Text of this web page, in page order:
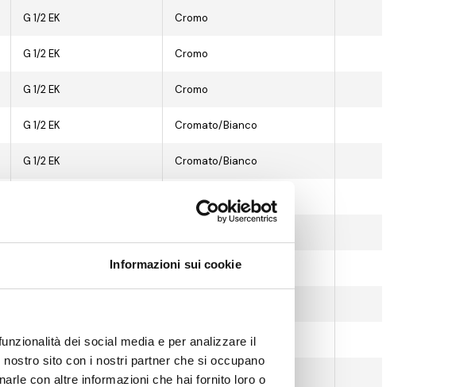
Informazioni sui cookie
dei social media e per analizzare il
sito con i nostri partner che si occupano
con altre informazioni che hai fornito loro o
G 1/2 EK Cromo
G 1/2 EK Cromo
G 1/2 EK Cromo
G 1/2 EK Cromato/Bianco
G 1/2 EK Cromato/Bianco
Cromato/Bianco
Bianco
G 1/2 EK Bianco
G 1/2 EK Bianco